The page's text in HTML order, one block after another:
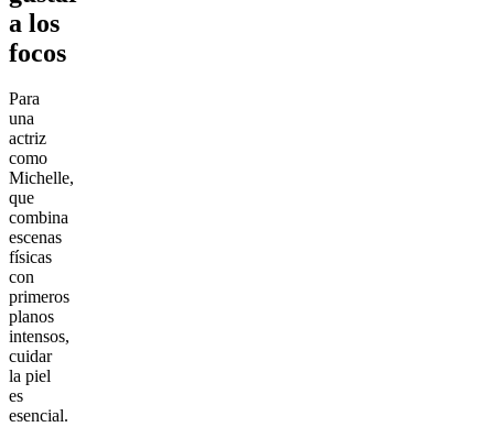
a los
focos
Para
una
actriz
como
Michelle,
que
combina
escenas
físicas
con
primeros
planos
intensos,
cuidar
la piel
es
esencial.